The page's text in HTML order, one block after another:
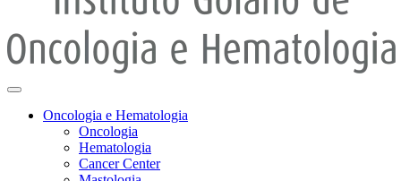
Oncologia e Hematologia
Oncologia
Hematologia
Cancer Center